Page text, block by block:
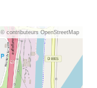
© contributeurs OpenStreetMap